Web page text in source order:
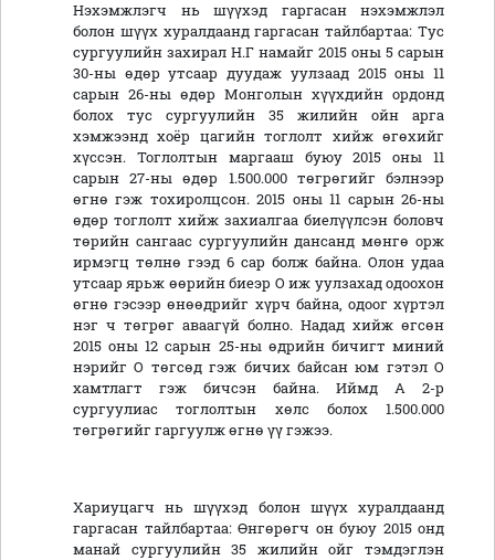
Нэхэмжлэгч нь шүүхэд гаргасан нэхэмжлэл
болон шүүх хуралдаанд гаргасан тайлбартаа: Тус
сургуулийн захирал Н.Г намайг 2015 оны 5 сарын
30-ны өдөр утсаар дуудаж уулзаад 2015 оны 11
сарын 26-ны өдөр Монголын хүүхдийн ордонд
болох тус сургуулийн 35 жилийн ойн арга
хэмжээнд хоёр цагийн тоглолт хийж өгөхийг
хүссэн. Тоглолтын маргааш буюу 2015 оны 11
сарын 27-ны өдөр 1.500.000 төгрөгийг бэлнээр
өгнө гэж тохиролцсон. 2015 оны 11 сарын 26-ны
өдөр тоглолт хийж захиалгаа биелүүлсэн боловч
төрийн сангаас сургуулийн дансанд мөнгө орж
ирмэгц төлнө гээд 6 сар болж байна. Олон удаа
утсаар ярьж өөрийн биеэр О иж уулзахад одоохон
өгнө гэсээр өнөөдрийг хүрч байна, одоог хүртэл
нэг ч төгрөг аваагүй болно. Надад хийж өгсөн
2015 оны 12 сарын 25-ны өдрийн бичигт миний
нэрийг О төгсөд гэж бичих байсан юм гэтэл О
хамтлагт гэж бичсэн байна. Иймд А 2-р
сургуулиас тоглолтын хөлс болох 1.500.000
төгрөгийг гаргуулж өгнө үү гэжээ.
Хариуцагч нь шүүхэд болон шүүх хуралдаанд
гаргасан тайлбартаа: Өнгөрөгч он буюу 2015 онд
манай сургуулийн 35 жилийн ойг тэмдэглэн